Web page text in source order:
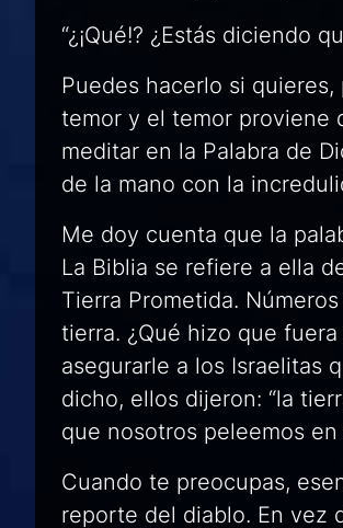
“¿¡Qué!? ¿Estás diciendo
Puedes hacerlo si
temor y el temor proviene
meditar en la Palabra de
de la mano con la
Me doy cuenta que la
La Biblia se refiere a ella
Tierra Prometida.
tierra. ¿Qué hizo que
asegurarle a los Israelitas
dicho, ellos dijeron: “la
que nosotros peleemos en
Cuando te preocupas,
reporte del diablo. En vez